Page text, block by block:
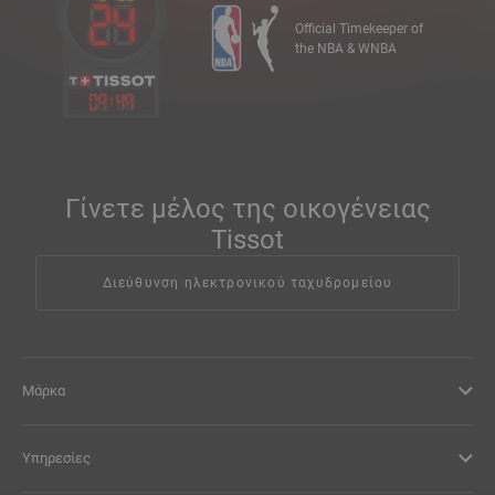
09:49
Official Timekeeper of
the NBA & WNBA
Γίνετε μέλος της οικογένειας
Tissot
Διεύθυνση ηλεκτρονικού ταχυδρομείου
Μάρκα
Υπηρεσίες